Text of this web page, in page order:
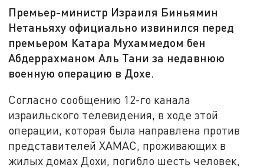
Премьер-министр Израиля Биньямин
Нетаньяху официально извинился перед
премьером Катара Мухаммедом бен
Абдеррахманом Аль Тани за недавнюю
военную операцию в Дохе.
Согласно сообщению 12-го канала
израильского телевидения, в ходе этой
операции, которая была направлена против
представителей ХАМАС, проживающих в
жилых домах Дохи, погибло шесть человек,